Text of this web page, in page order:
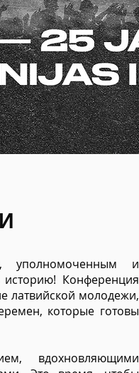
уполномоченным и
Конференция
латвийской молодежи,
которые готовы
вдохновляющими